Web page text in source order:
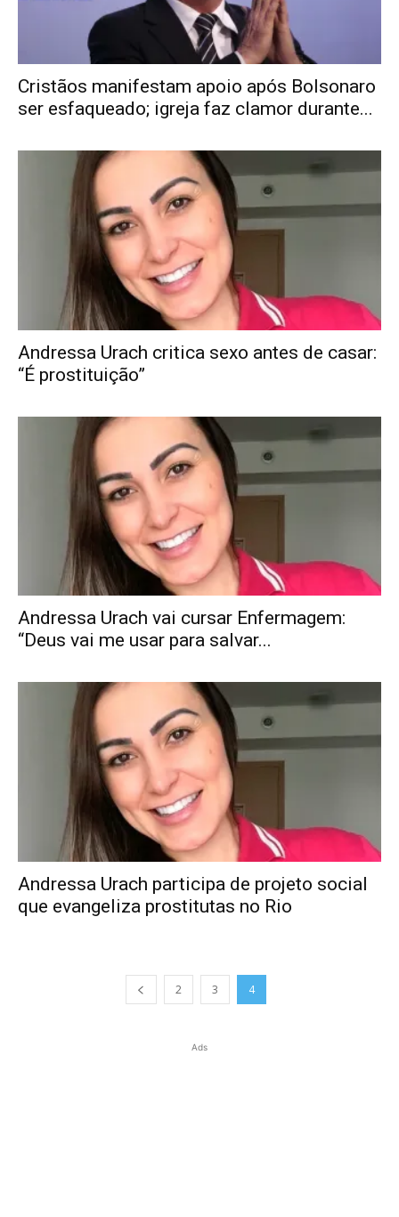
Cristãos manifestam apoio após Bolsonaro
ser esfaqueado; igreja faz clamor durante...
Andressa Urach critica sexo antes de casar:
“É prostituição”
Andressa Urach vai cursar Enfermagem:
“Deus vai me usar para salvar...
Andressa Urach participa de projeto social
que evangeliza prostitutas no Rio
2 3 4
Ads